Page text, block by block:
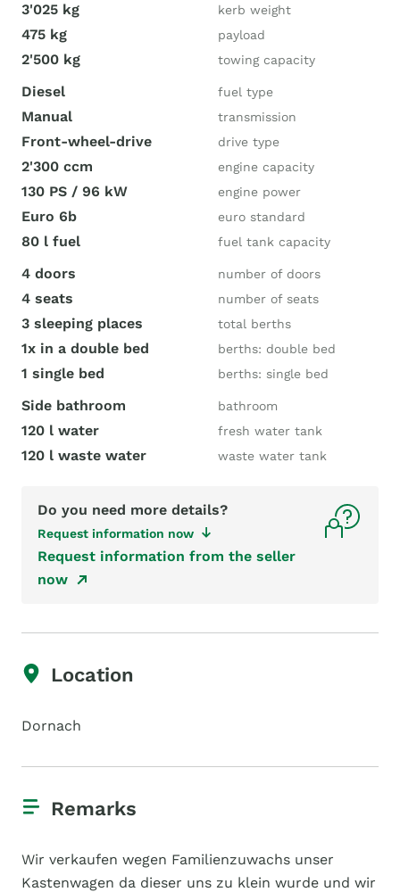
3'025 kg kerb weight
475 kg payload
2'500 kg towing capacity
Diesel fuel type
Manual transmission
Front-wheel-drive drive type
2'300 ccm engine capacity
130 PS / 96 kW engine power
Euro 6b euro standard
80 l fuel fuel tank capacity
4 doors number of doors
4 seats number of seats
3 sleeping places total berths
1x in a double bed berths: double bed
1 single bed berths: single bed
Side bathroom bathroom
120 l water fresh water tank
120 l waste water waste water tank
Do you need more details?
Request information now
Request information from the seller
now
Location
Dornach
Remarks
Wir verkaufen wegen Familienzuwachs unser
Kastenwagen da dieser uns zu klein wurde und wir